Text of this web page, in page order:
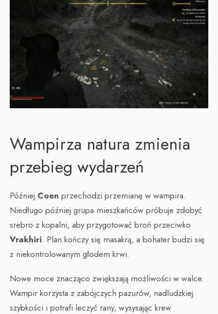
Wampirza natura zmienia
przebieg wydarzeń
Później Coen przechodzi przemianę w wampira.
Niedługo później grupa mieszkańców próbuje zdobyć
srebro z kopalni, aby przygotować broń przeciwko
Vrakhiri. Plan kończy się masakrą, a bohater budzi się
z niekontrolowanym głodem krwi.
Nowe moce znacząco zwiększają możliwości w walce.
Wampir korzysta z zabójczych pazurów, nadludzkiej
szybkości i potrafi leczyć rany, wysysając krew